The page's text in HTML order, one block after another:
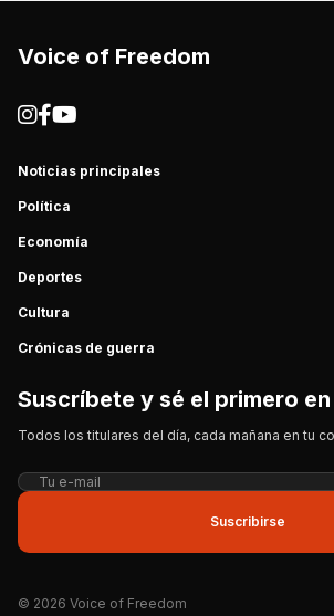
Voice of Freedom
Noticias principales
Política
Economía
Deportes
Cultura
Crónicas de guerra
Suscríbete y sé el primero
Todos los titulares del día, cada mañana en tu
Suscribirse
© 2026 Voice of Freedom